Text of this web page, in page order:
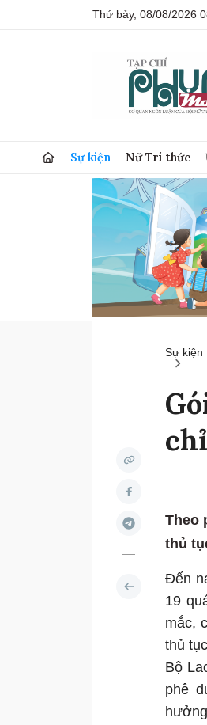
Thứ bảy, 08/08/2026
Sự kiện Nữ Trí thức
Sự kiện
Theo
thủ
Đến
19
mắc,
thủ
Bộ
phê